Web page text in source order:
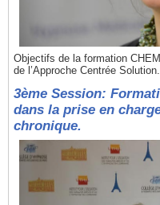
Objectifs de la formation
de l’Approche Centrée Solution.
3ème Session:
dans la prise en
chronique.